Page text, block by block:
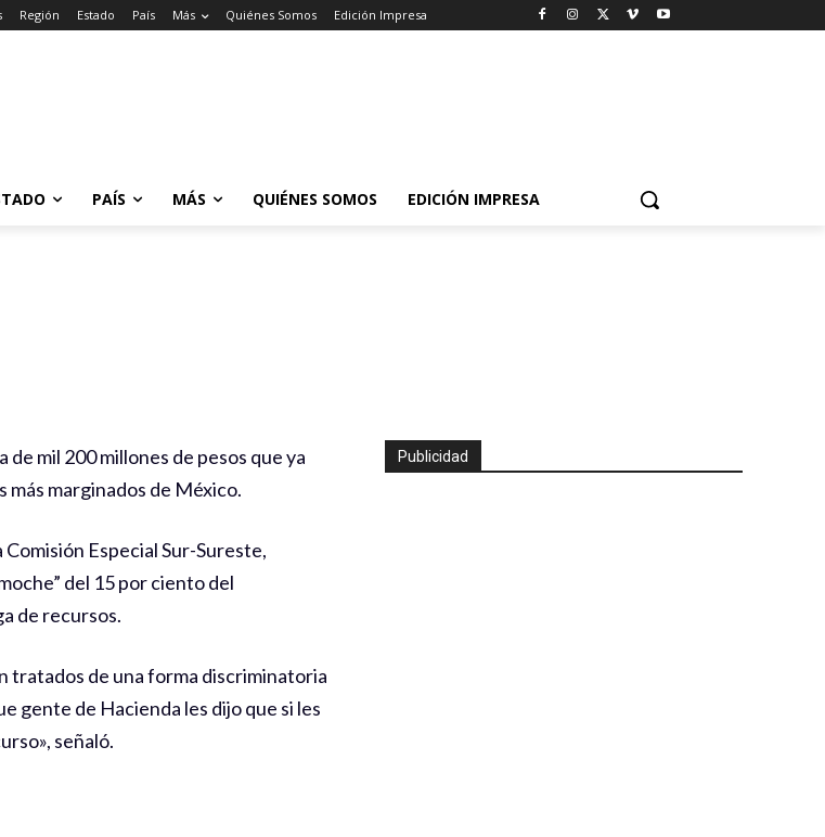
Región Estado País Más Quiénes Somos Edición Impresa
PAÍS MÁS QUIÉNES SOMOS EDICIÓN IMPRESA
mil 200 millones de pesos que ya
marginados de México.
Especial Sur-Sureste,
del 15 por ciento del
de recursos.
tratados de una forma discriminatoria
gente de Hacienda les dijo que si les
señaló.
Publicidad